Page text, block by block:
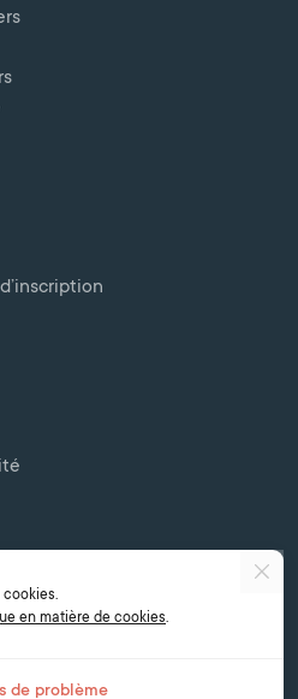
(t/a Bell Switzerland) - - 12 Chemin
en matière de cookies.
de problème